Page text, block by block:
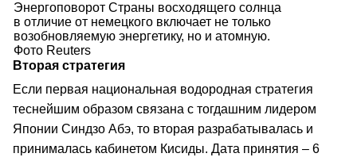
Энергоповорот Страны восходящего солнца
в отличие от немецкого включает не только
возобновляемую энергетику, но и атомную.
Фото Reuters
Вторая стратегия
Если первая национальная водородная стратегия
теснейшим образом связана с тогдашним лидером
Японии Синдзо Абэ, то вторая разрабатывалась и
принималась кабинетом Кисиды. Дата принятия – 6